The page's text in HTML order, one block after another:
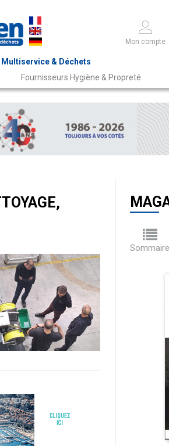
& Déchets
Mon compte
Fournisseurs Hygiène & Propreté
Sommaire